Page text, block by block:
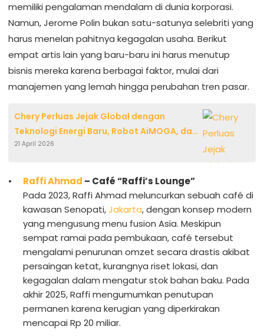
memiliki pengalaman mendalam di dunia korporasi.
Namun, Jerome Polin bukan satu-satunya selebriti yang
harus menelan pahitnya kegagalan usaha. Berikut
empat artis lain yang baru-baru ini harus menutup
bisnis mereka karena berbagai faktor, mulai dari
manajemen yang lemah hingga perubahan tren pasar.
Chery Perluas Jejak Global dengan
Teknologi Energi Baru, Robot AiMOGA, dan
Investasi NEV di Thailand serta Nigeria
21 April 2026
Raffi Ahmad – Café “Raffi’s Lounge”
Pada 2023, Raffi Ahmad meluncurkan sebuah café di
kawasan Senopati,Jakarta, dengan konsep modern
yang mengusung menu fusion Asia. Meskipun
sempat ramai pada pembukaan, café tersebut
mengalami penurunan omzet secara drastis akibat
persaingan ketat, kurangnya riset lokasi, dan
kegagalan dalam mengatur stok bahan baku. Pada
akhir 2025, Raffi mengumumkan penutupan
permanen karena kerugian yang diperkirakan
mencapai Rp 20 miliar.